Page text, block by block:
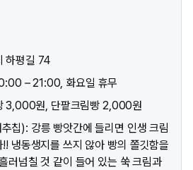
하평길 74
– 21:00, 화요일 휴무
3,000원, 단팥크림빵 2,000원
칩): 강릉 빵앗간에 들리면 인생 크림
냉동생지를 쓰지 않아 빵의 쫄깃함을
러넘칠 것 같이 들어 있는 쑥 크림과